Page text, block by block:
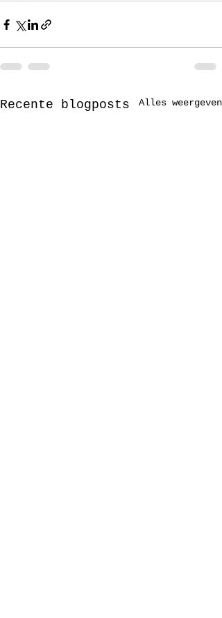
Recente blogposts Alles weergeven